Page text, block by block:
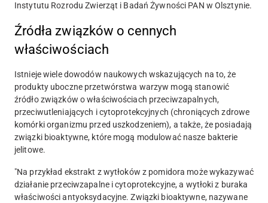
Instytutu Rozrodu Zwierząt i Badań Żywności PAN w Olsztynie.
Źródła związków o cennych
właściwościach
Istnieje wiele dowodów naukowych wskazujących na to, że
produkty uboczne przetwórstwa warzyw mogą stanowić
źródło związków o właściwościach przeciwzapalnych,
przeciwutleniających i cytoprotekcyjnych (chroniących zdrowe
komórki organizmu przed uszkodzeniem), a także, że posiadają
związki bioaktywne, które mogą modulować nasze bakterie
jelitowe.
"Na przykład ekstrakt z wytłoków z pomidora może wykazywać
działanie przeciwzapalne i cytoprotekcyjne, a wytłoki z buraka
właściwości antyoksydacyjne. Związki bioaktywne, nazywane